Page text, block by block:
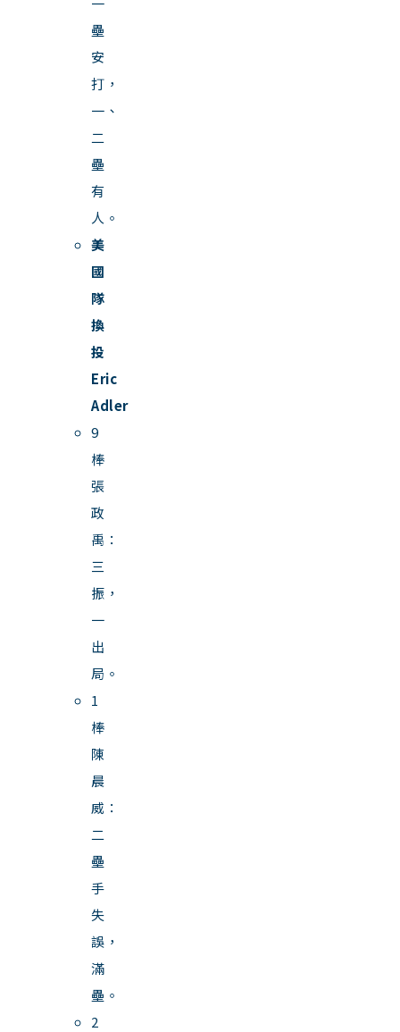
壘
安
打，
一、
二
壘
有
人。
美
國
隊
換
投
Eric
Adler
9
棒
張
政
禹：
三
振，
一
出
局。
1
棒
陳
晨
威：
二
壘
手
失
誤，
滿
壘。
2